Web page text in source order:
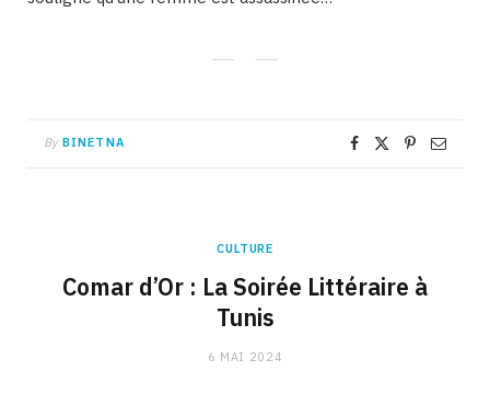
By BINETNA
CULTURE
Comar d’Or : La Soirée Littéraire à
Tunis
6 MAI 2024